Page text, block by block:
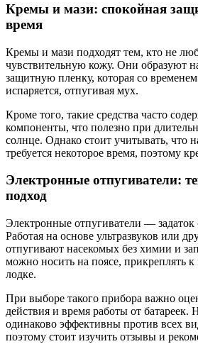
Кремы и мази: спокойная
время
Кремы и мази подходят тем, кто не
чувствительную кожу. Они образуют
защитную пленку, которая со
испаряется, отпугивая мух.
Кроме того, такие средства часто
компоненты, что полезно при
солнце. Однако стоит учитывать, что
требуется некоторое время, поэтому
Электронные отпугиватели:
подход
Электронные отпугиватели — задаток
Работая на основе ультразвуков или
отпугивают насекомых без химии и
можно носить на поясе, прикреплять к
лодке.
При выборе такого прибора важно
действия и время работы от батареек.
одинаково эффективны против всех
поэтому стоит изучить отзывы и